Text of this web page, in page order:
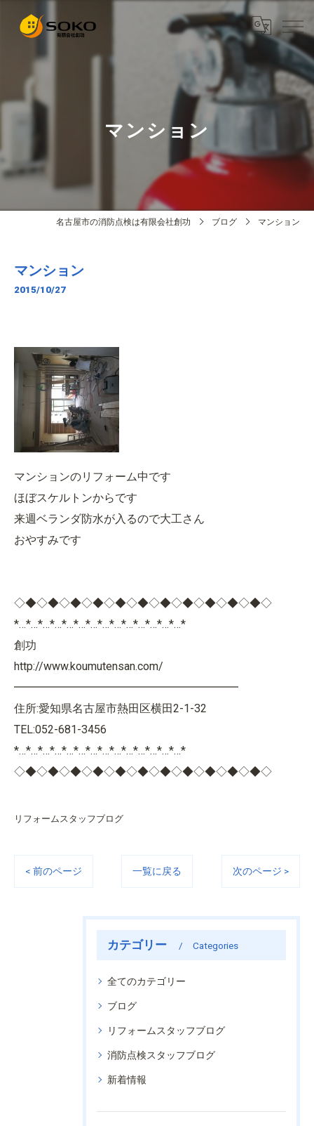
マンション
名古屋市の消防点検は有限会社創功 ブログ マンション
マンション
2015/10/27
マンションのリフォーム中です
ほぼスケルトンからです
来週ベランダ防水が入るので大工さん
おやすみです
◇◆◇◆◇◆◇◆◇◆◇◆◇◆◇◆◇◆◇◆◇◆◇
*…*…*…*…*…*…*…*…*…*…*…*…*…*…*
創功
http://www.koumutensan.com/
━━━━━━━━━━━━━━━━━━━━
住所:愛知県名古屋市熱田区横田2-1-32
TEL:052-681-3456
*…*…*…*…*…*…*…*…*…*…*…*…*…*…*
◇◆◇◆◇◆◇◆◇◆◇◆◇◆◇◆◇◆◇◆◇◆◇
リフォームスタッフブログ
< 前のページ 一覧に戻る 次のページ >
カテゴリー Categories
全てのカテゴリー
ブログ
リフォームスタッフブログ
消防点検スタッフブログ
新着情報